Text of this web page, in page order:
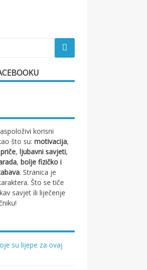
korisni
što su:motivacija,
,ljubavni savjeti,
,bolje fizičko i
. Stranica je
Što se tiče
savjet ili liječenje
su lijepe za ovaj